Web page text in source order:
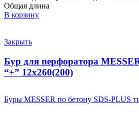
Общая длина
В корзину
Закрыть
Бур для перфоратора
“+” 12х260(200)
Буры MESSER по бетону SDS-PLUS